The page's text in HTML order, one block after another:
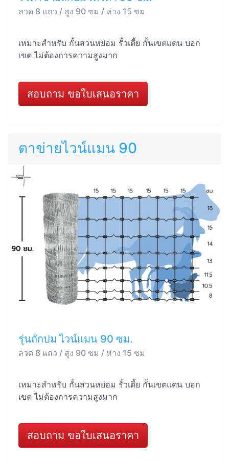
ลวด 8 แถว / สูง 90 ซม / ห่าง 15 ซม
เหมาะสำหรับ กั้นสวนหย่อม รั้วเตี้ย กั้นเขตแดน บอก
เขต ไม่ต้องการความสูงมาก
สอบถาม ขอใบเสนอราคา
ตาข่ายไวน์แมน 90
รุ่นถักปม ไวน์แมน 90 ซม.
ลวด 8 แถว / สูง 90 ซม / ห่าง 15 ซม
เหมาะสำหรับ กั้นสวนหย่อม รั้วเตี้ย กั้นเขตแดน บอก
เขต ไม่ต้องการความสูงมาก
สอบถาม ขอใบเสนอราคา